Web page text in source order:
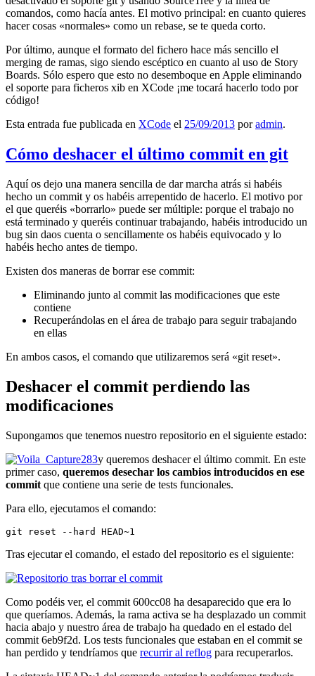
comandos, como hacía antes. El motivo principal: en cuanto quieres
hacer cosas «normales» como un rebase, se te queda corto.
Por último, aunque el formato del fichero hace más sencillo el
merging de ramas, sigo siendo escéptico en cuanto al uso de Story
Boards. Sólo espero que esto no desemboque en Apple eliminando
el soporte para ficheros xib en XCode ¡me tocará hacerlo todo por
código!
Esta entrada fue publicada en XCode el 25/09/2013 poradmin.
Cómo deshacer el último commit en git
Aquí os dejo una manera sencilla de dar marcha atrás si habéis
hecho un commit y os habéis arrepentido de hacerlo. El motivo por
el que queréis «borrarlo» puede ser múltiple: porque el trabajo no
está terminado y queréis continuar trabajando, habéis introducido un
bug sin daos cuenta o sencillamente os habéis equivocado y lo
habéis hecho antes de tiempo.
Existen dos maneras de borrar ese commit:
Eliminando junto al commit las modificaciones que este
contiene
Recuperándolas en el área de trabajo para seguir trabajando
en ellas
En ambos casos, el comando que utilizaremos será «git reset».
Deshacer el commit perdiendo las
modificaciones
Supongamos que tenemos nuestro repositorio en el siguiente estado:
y queremos deshacer el último commit. En este
primer caso, queremos desechar los cambios introducidos en ese
commit que contiene una serie de tests funcionales.
Para ello, ejecutamos el comando:
git reset --hard HEAD~1
Tras ejecutar el comando, el estado del repositorio es el siguiente:
Como podéis ver, el commit 600cc08 ha desaparecido que era lo
que queríamos. Además, la rama activa se ha desplazado un commit
hacia abajo y nuestro área de trabajo ha quedado en el estado del
commit 6eb9f2d. Los tests funcionales que estaban en el commit se
han perdido y tendríamos que recurrir al reflog para recuperarlos.